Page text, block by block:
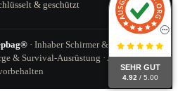
SEHR GUT
4.92 / 5.00
& geschützt
· Inhaber Schirmer & Zitzl GbR ·
& Survival-Ausrüstung · Alle Rechte